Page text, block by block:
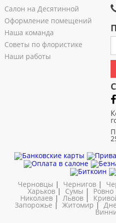
Салон на Десятинной
Оформление помещений
Наша команда
Советы по флористике
Наши работы
Черновцы | Чернигов |
Харьков| Сумы | Ровно
Николаев | Львов
Запорожье | Житомир |